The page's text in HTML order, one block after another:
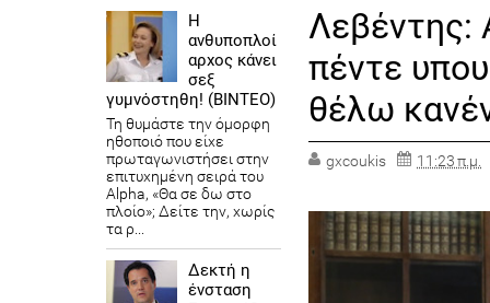
ΠΟΛΙΤΙΚΗ
Λεβέντης: Αν ζητούσα από
Λεβέντης:
πέντε
θέλω
gxcoukis 11:23 π.μ.
Η
ανθυποπλοί
αρχος κάνει
σεξ
γυμνόστηθη! (ΒΙΝΤΕΟ)
Τη θυμάστε την όμορφη
ηθοποιό που είχε
πρωταγωνιστήσει στην
επιτυχημένη σειρά του
Alpha, «Θα σε δω στο
πλοίο»; Δείτε την, χωρίς
τα ρ...
Δεκτή η
ένσταση